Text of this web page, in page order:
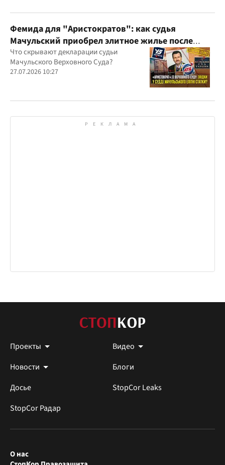
Фемида для "Аристократов": как судья
Мачульский приобрел элитное жилье после
вердикта в пользу застройщика?
Что скрывают декларации судьи
Мачульского Верховного Суда?
27.07.2026 10:27
Проекты
Видео
Новости
Блоги
Досье
StopCor Leaks
StopCor Радар
О нас